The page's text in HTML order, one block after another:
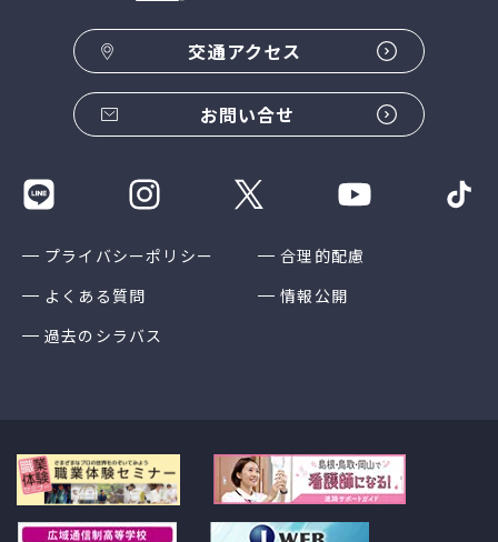
交通アクセス
お問い合せ
プライバシーポリシー
合理的配慮
よくある質問
情報公開
過去のシラバス